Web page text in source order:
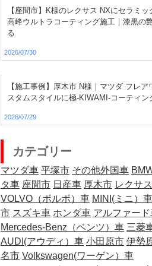
【座間市】K様のレクサス NXにセラミッ
高峰ウルトラコーティング施工｜漆黒の
る
2026/07/30
【施工事例】厚木市 N様｜マツダ フレア
スタムスタイルに極-KIWAMI-コーティン
2026/07/29
カテゴリー
マツダ車 平塚市 その他外国車
タ車 座間市 日産車 厚木市 レクサ
VOLVO（ボルボ）車 MINI(ミニ）車
市 スズキ車 ホンダ車 アルファード
Mercedes-Benz（ベンツ）車 三菱
AUDI(アウディ）車 小田原市 伊勢
名市 Volkswagen(ワーゲン）車